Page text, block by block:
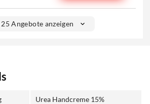
Angebote anzeigen
Urea Handcreme 15%